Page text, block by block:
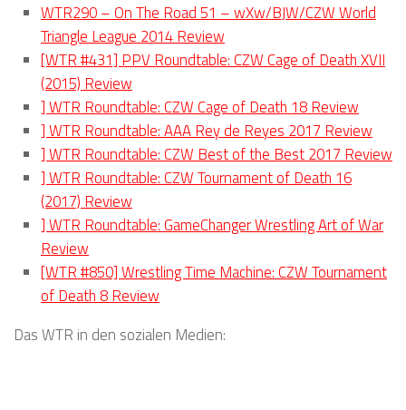
WTR290 – On The Road 51 – wXw/BJW/CZW World
Triangle League 2014 Review
[WTR #431] PPV Roundtable: CZW Cage of Death XVII
(2015) Review
] WTR Roundtable: CZW Cage of Death 18 Review
] WTR Roundtable: AAA Rey de Reyes 2017 Review
] WTR Roundtable: CZW Best of the Best 2017 Review
] WTR Roundtable: CZW Tournament of Death 16
(2017) Review
] WTR Roundtable: GameChanger Wrestling Art of War
Review
[WTR #850] Wrestling Time Machine: CZW Tournament
of Death 8 Review
Das WTR in den sozialen Medien: